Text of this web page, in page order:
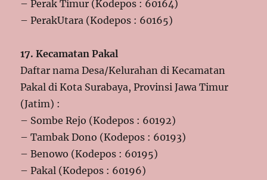
– Perak Timur (Kodepos : 60164)
– PerakUtara (Kodepos : 60165)
17. Kecamatan Pakal
Daftar nama Desa/Kelurahan di Kecamatan
Pakal di Kota Surabaya, Provinsi Jawa Timur
(Jatim) :
– Sombe Rejo (Kodepos : 60192)
– Tambak Dono (Kodepos : 60193)
– Benowo (Kodepos : 60195)
– Pakal (Kodepos : 60196)